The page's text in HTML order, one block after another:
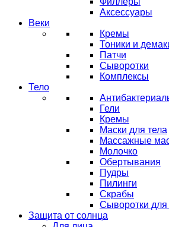
Аксессуары
Веки
Кремы
Тоники и
Патчи
Сыворотки
Комплексы
Тело
Гели
Кремы
Маски для тела
Массажные
Молочко
Обертывания
Пудры
Пилинги
Скрабы
Сыворотки для
Защита от солнца